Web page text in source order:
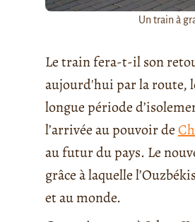
Un train à
Le train fera-t-il son
aujourd'hui par la route,
longue période
l’arrivée au pouvoir de
au futur du pays. Le
grâce à laquelle
et au monde.